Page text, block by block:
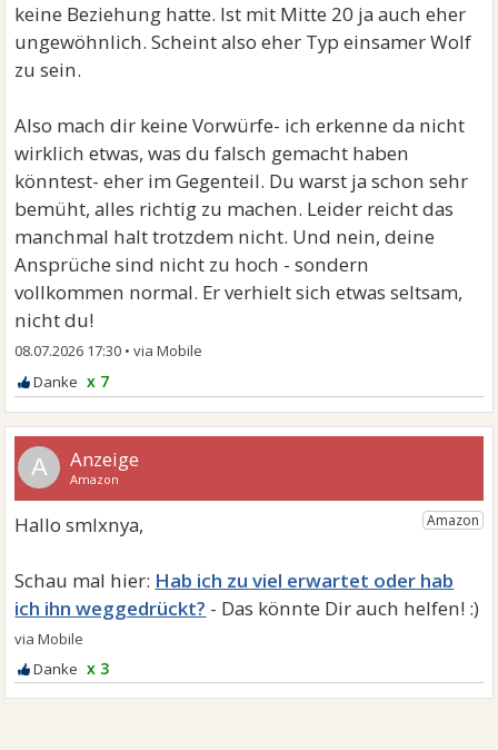
keine Beziehung hatte. Ist mit Mitte 20 ja auch eher
ungewöhnlich. Scheint also eher Typ einsamer Wolf
zu sein.
Also mach dir keine Vorwürfe- ich erkenne da nicht
wirklich etwas, was du falsch gemacht haben
könntest- eher im Gegenteil. Du warst ja schon sehr
bemüht, alles richtig zu machen. Leider reicht das
manchmal halt trotzdem nicht. Und nein, deine
Ansprüche sind nicht zu hoch - sondern
vollkommen normal. Er verhielt sich etwas seltsam,
nicht du!
08.07.2026 17:30 •
x 7
A
Hab ich zu viel erwartet oder hab
ich ihn weggedrückt?
x 3